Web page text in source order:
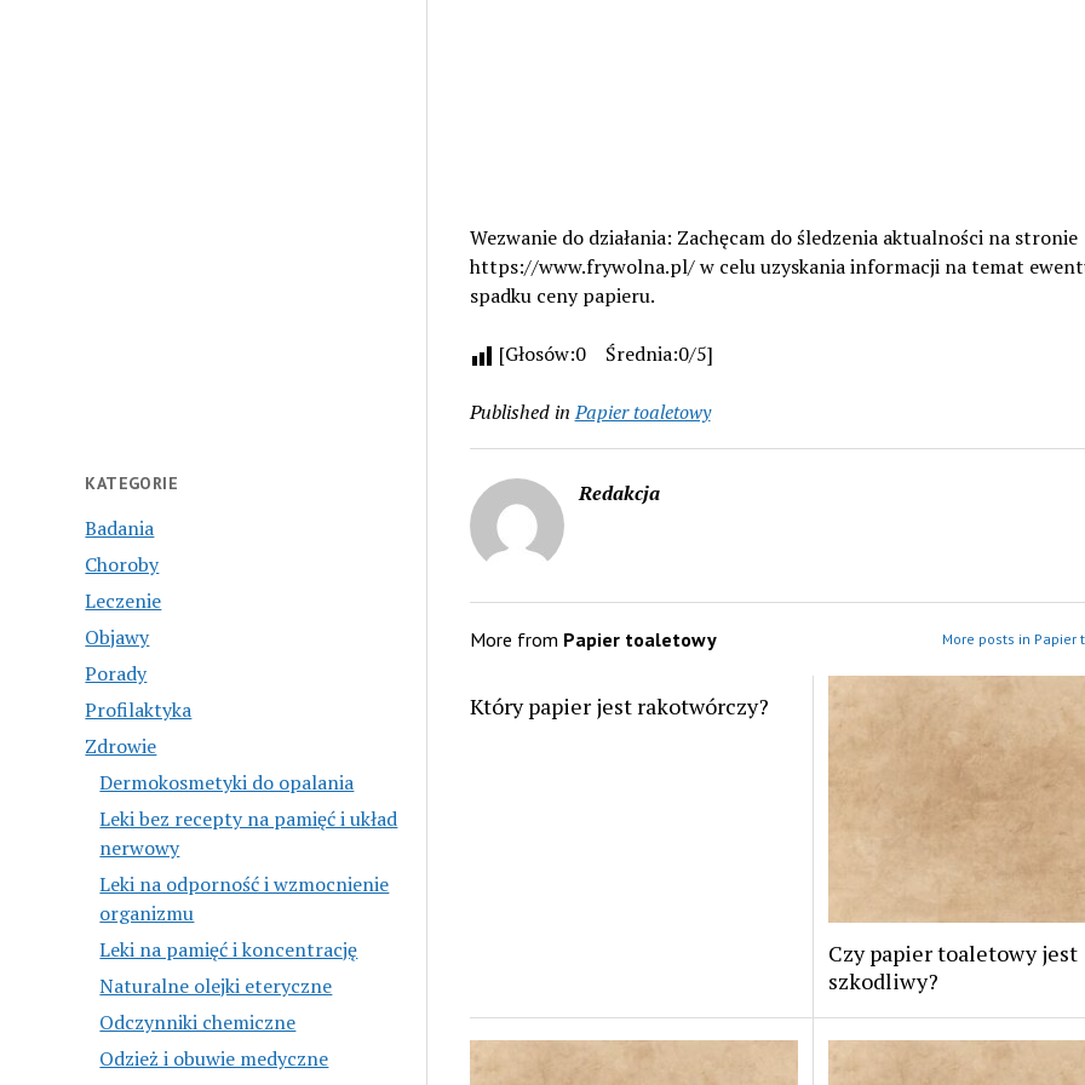
KATEGORIE
Badania
Choroby
Leczenie
Objawy
Porady
Profilaktyka
Zdrowie
Dermokosmetyki do opalania
Leki bez recepty na pamięć i układ
nerwowy
Leki na odporność i wzmocnienie
organizmu
Leki na pamięć i koncentrację
Naturalne olejki eteryczne
Odczynniki chemiczne
Odzież i obuwie medyczne
Wezwanie do działania: Zachęcam do śledzenia aktualności na stronie
https://www.frywolna.pl/ w celu uzyskania informacji na temat
spadku ceny papieru.
[Głosów:0 Średnia:0/5]
Published in Papier toaletowy
Redakcja
More from Papier toaletowy More posts in Papier
Który papier jest rakotwórczy?
Czy papier toaletowy jest
szkodliwy?